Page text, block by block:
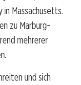
Massachusetts.
zu Marburg-
mehrerer
und sich